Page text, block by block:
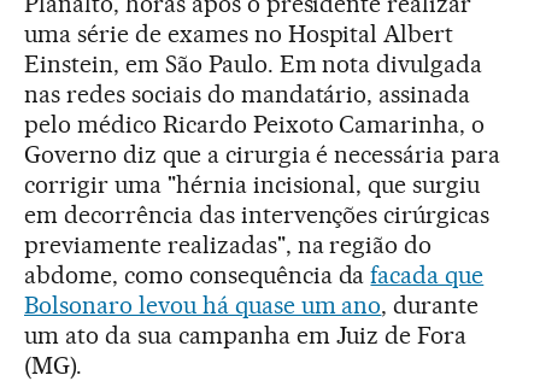
uma série de exames no Hospital Albert
Einstein, em São Paulo. Em nota divulgada
nas redes sociais do mandatário, assinada
pelo médico Ricardo Peixoto Camarinha, o
Governo diz que a cirurgia é necessária para
corrigir uma "hérnia incisional, que surgiu
em decorrência das intervenções cirúrgicas
previamente realizadas", na região do
abdome, como consequência dafacada que
Bolsonaro levou há quase um ano, durante
um ato da sua campanha em Juiz de Fora
(MG).